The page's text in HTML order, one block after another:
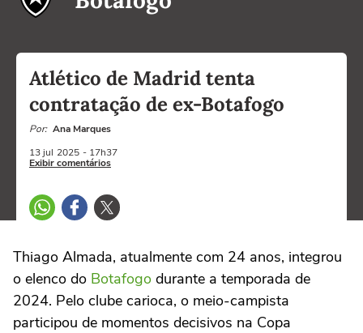
Atlético de Madrid tenta
contratação de ex-Botafogo
Por: Ana Marques
13 jul 2025 - 17h37
Exibir comentários
Thiago Almada, atualmente com 24 anos, integrou
o elenco do Botafogo durante a temporada de
2024. Pelo clube carioca, o meio-campista
participou de momentos decisivos na Copa